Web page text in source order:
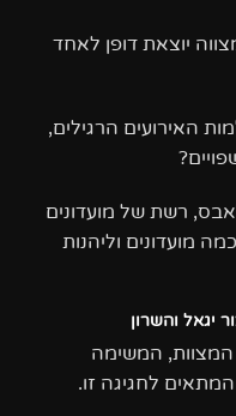
יוצאת דופן לאחד
האירועים הרגילים,
רשת של מועדונים
מועדונים וליהנות
יגאל והשרון
המשימה
לחגיגה זו.